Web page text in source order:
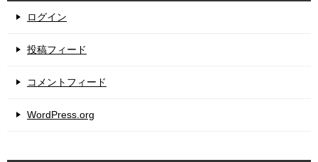
ログイン
投稿フィード
コメントフィード
WordPress.org